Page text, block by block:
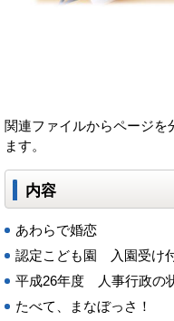
関連ファイルからページを
ます。
内容
あわらで婚恋
認定こども園 入園受け
平成26年度 人事行政の
たべて、まなぼっさ！